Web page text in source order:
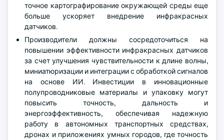
точное картографирование окружающей среды еще
больше ускоряет внедрение инфракрасных
датчиков.
Производители должны сосредоточиться на
повышении эффективности инфракрасных датчиков
за счет улучшения чувствительности к длине волны,
миниатюризации и интеграции с обработкой сигналов
на основе ИИ. Инвестиции в инновационные
полупроводниковые материалы и упаковку могут
повысить точность, дальность и
энергоэффективность, обеспечивая надежную
работу в автономных транспортных средствах,
дронах и приложениях умных городов, где точность